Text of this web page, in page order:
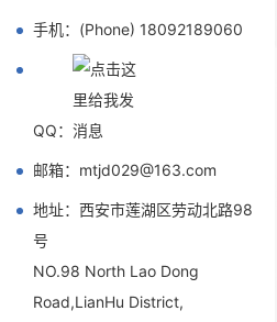
手机：(Phone) 18092189060
QQ：
邮箱：mtjd029@163.com
地址：西安市莲湖区劳动北路98
号
NO.98 North Lao Dong
Road,LianHu District,